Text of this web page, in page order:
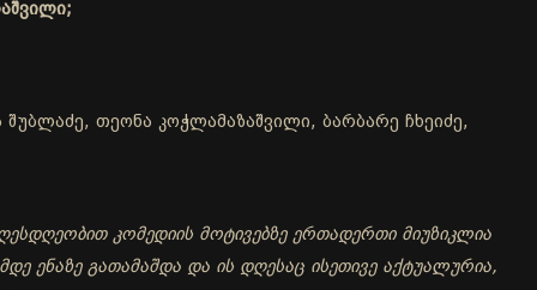
თეონა კოჭლამაზაშვილი, ბარბარე ჩხეიძე,
კომედიის მოტივებზე ერთადერთი მიუზიკლია
ენაზე გათამაშდა და ის დღესაც ისეთივე აქტუალურია,